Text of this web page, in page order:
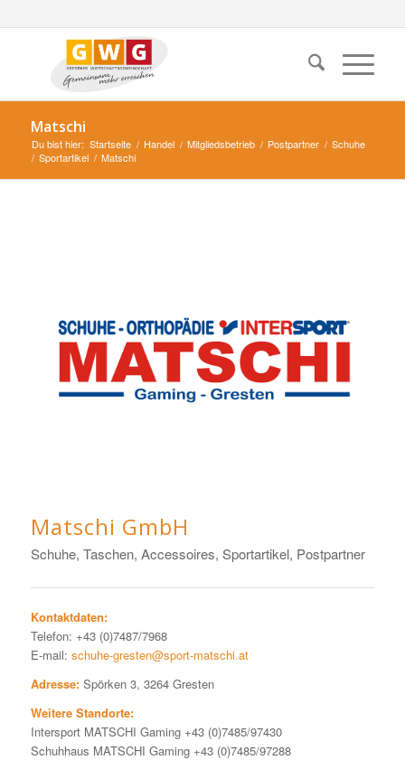
Matschi
Du bist hier: Startseite / Handel / Mitgliedsbetrieb / Postpartner / Schuhe
/ Sportartikel / Matschi
Matschi GmbH
Schuhe, Taschen, Accessoires, Sportartikel, Postpartner
Kontaktdaten:
Telefon: +43 (0)7487/7968
E-mail: schuhe-gresten@sport-matschi.at
Adresse:Spörken 3, 3264 Gresten
Weitere Standorte:
Intersport MATSCHI Gaming +43 (0)7485/97430
Schuhhaus MATSCHI Gaming +43 (0)7485/97288